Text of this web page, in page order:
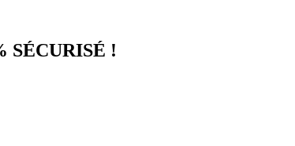
SÉCURISÉ !